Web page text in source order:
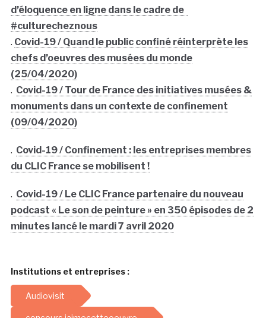
d’éloquence en ligne dans le cadre de
#culturecheznous
. Covid-19 / Quand le public confiné réinterprète les
chefs d’oeuvres des musées du monde
(25/04/2020)
. Covid-19 / Tour de France des initiatives musées &
monuments dans un contexte de confinement
(09/04/2020)
. Covid-19 / Confinement : les entreprises membres
du CLIC France se mobilisent !
. Covid-19 / Le CLIC France partenaire du nouveau
podcast « Le son de peinture » en 350 épisodes de 2
minutes lancé le mardi 7 avril 2020
Institutions et entreprises :
Audiovisit